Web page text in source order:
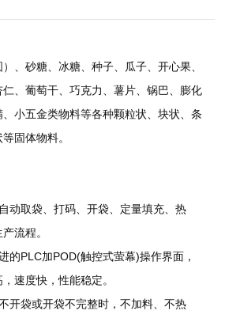
、砂糖、冰糖、种子、瓜子、开心果、
、葡萄干、巧克力、薯片、锅巴、膨化
小五金类物料等各种颗粒状、块状、条
固体物料。
动取袋、打码、开袋、定量填充、热
流程。
的PLC加POD(触控式萤幕)操作界面，
速度快，性能稳定。
开袋或开袋不完整时，不加料、不热